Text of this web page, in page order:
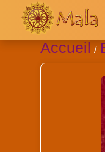
Accueil /